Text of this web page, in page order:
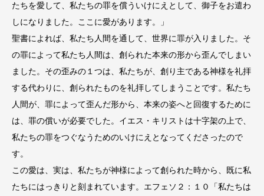
たちを愛して、私たちの罪を償ういけにえとして、御子をお遣わ
しになりました。ここに愛があります。」
聖書によれば、私たち人間を通して、世界に罪が入りました。そ
の罪によって私たち人間は、創られた本来の形から歪んでしまい
ました。その歪みの１つは、私たちが、創り主である神様を礼拝
する代わりに、創られたものを礼拝してしまうことです。私たち
人間が、罪によって歪んだ形から、本来の姿へと回復するために
は、罪の償いが必要でした。イエス・キリストは十字架の上で、
私たちの罪をつぐなうためのいけにえとなってくださったので
す。
この愛は、実は、私たちが神様によって創られた時から、既に私
たちにはっきりと刻まれています。エフェソ２：１０「私たちは